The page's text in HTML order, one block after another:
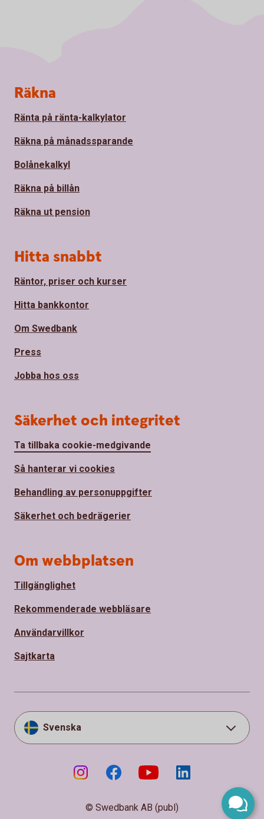
Sidfot
Räkna
Ränta på ränta-kalkylator
Räkna på månadssparande
Bolånekalkyl
Räkna på billån
Räkna ut pension
Hitta snabbt
Räntor, priser och kurser
Hitta bankkontor
Om Swedbank
Press
Jobba hos oss
Säkerhet och integritet
Ta tillbaka cookie-medgivande
Så hanterar vi cookies
Behandling av personuppgifter
Säkerhet och bedrägerier
Om webbplatsen
Tillgänglighet
Rekommenderade webbläsare
Användarvillkor
Sajtkarta
Svenska
© Swedbank AB (publ)